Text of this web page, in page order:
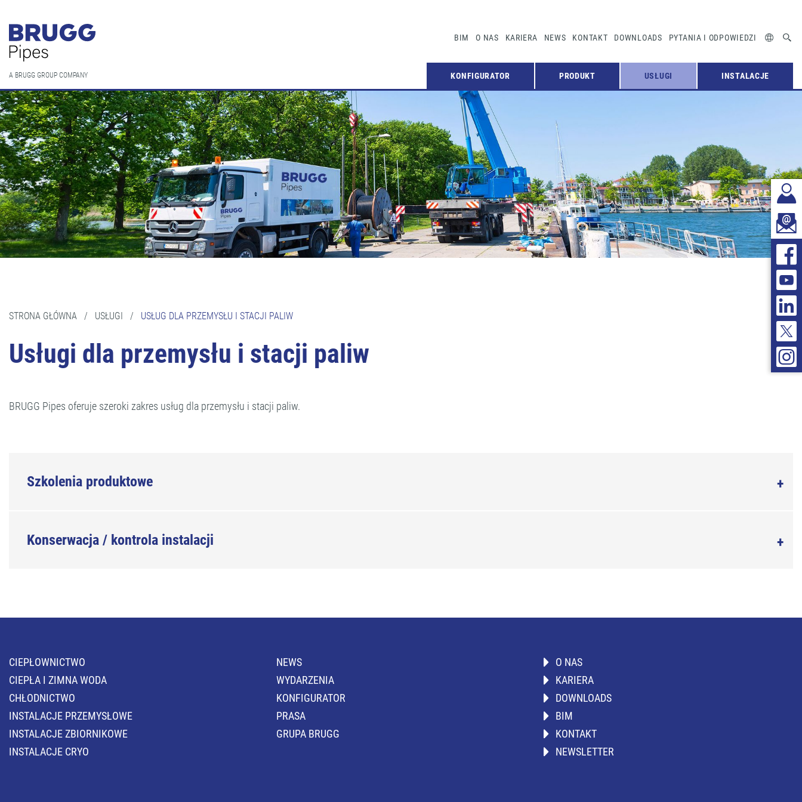
BIM O NAS KARIERA NEWS KONTAKT DOWNLOADS PYTANIA I ODPOWIEDZI
A BRUGG GROUP COMPANY KONFIGURATOR PRODUKT USŁUGI INSTALACJE
STRONA GŁÓWNA / USŁUGI / USŁUG DLA PRZEMYSŁU I STACJI PALIW
Usługi dla przemysłu i stacji paliw
BRUGG Pipes oferuje szeroki zakres usług dla przemysłu i stacji paliw.
Szkolenia produktowe
Konserwacja / kontrola instalacji
CIEPŁOWNICTWO
CIEPŁA I ZIMNA WODA
CHŁODNICTWO
INSTALACJE PRZEMYSŁOWE
INSTALACJE ZBIORNIKOWE
INSTALACJE CRYO
NEWS
WYDARZENIA
KONFIGURATOR
PRASA
GRUPA BRUGG
O NAS
KARIERA
DOWNLOADS
BIM
KONTAKT
NEWSLETTER